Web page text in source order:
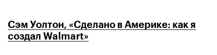
Сэм Уолтон, «Сделано в Америке: как я
создал Walmart»